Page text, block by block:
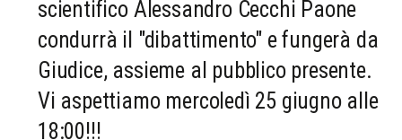
scientifico Alessandro Cecchi Paone
condurrà il "dibattimento" e fungerà da
Giudice, assieme al pubblico presente.
Vi aspettiamo mercoledì 25 giugno alle
18:00!!!